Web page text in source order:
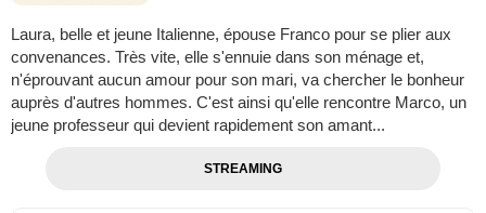
Laura, belle et jeune Italienne, épouse Franco pour se plier aux
convenances. Très vite, elle s'ennuie dans son ménage et,
n'éprouvant aucun amour pour son mari, va chercher le bonheur
auprès d'autres hommes. C'est ainsi qu'elle rencontre Marco, un
jeune professeur qui devient rapidement son amant...
STREAMING